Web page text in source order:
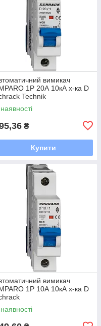
вимикач
1P 20А 10кА х-ка D
Technik
₴
Купити
вимикач
1P 10А 10кА х-ка D